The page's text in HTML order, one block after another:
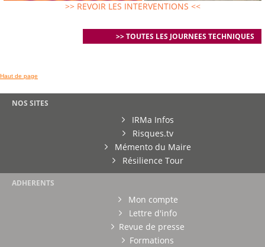
>> REVOIR LES INTERVENTIONS <<
>> TOUTES LES JOURNEES TECHNIQUES
Haut de page
NOS SITES
IRMa Infos
Risques.tv
Mémento du Maire
Résilience Tour
ADHERENTS
Mon compte
Lettre d'info
Revue de presse
Formations